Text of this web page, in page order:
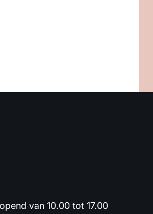
van 10.00 tot 17.00